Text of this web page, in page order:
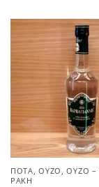
ΠΟΤΆ,ΟΎΖΟ ,ΟΎΖΟ –
ΡΑΚΉ